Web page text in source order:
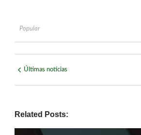
Popular
Últimas notícias
Related Posts: